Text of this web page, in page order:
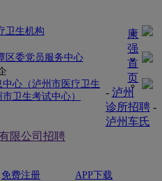
卫生机构
区委党员服务中心
心（泸州市医疗卫生
卫生考试中心）
康
强
首
页
- 泸州
诊所招聘-
泸州车氏
限公司招聘
免费注册
APP下载